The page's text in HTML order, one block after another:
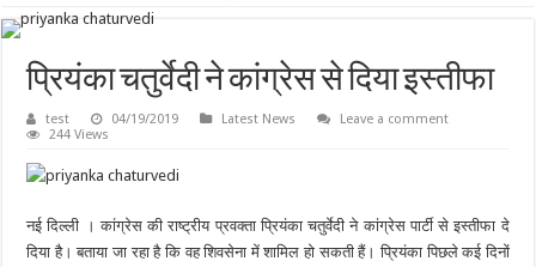
प्रियंका चतुर्वेदी ने कांग्रेस से दिया इस्तीफा
test 04/19/2019 Latest News
Leave a comment
244 Views
नई दिल्ली । कांग्रेस की राष्ट्रीय प्रवक्ता प्रियंका चतुर्वेदी ने कांग्रेस पार्टी से इस्तीफा दे
दिया है। बताया जा रहा है कि वह शिवसेना में शामिल हो सकती हैं। प्रियंका पिछले कई दिनों